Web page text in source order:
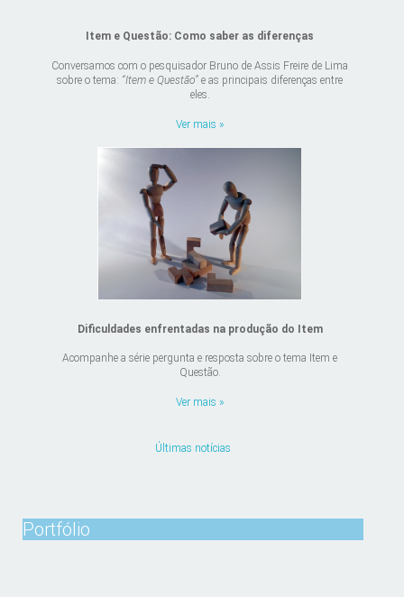
Item e Questão: Como saber as diferenças
Conversamos com o pesquisador Bruno de Assis Freire de Lima
sobre o tema: “Item e Questão” e as principais diferenças entre
eles.
Ver mais »
Dificuldades enfrentadas na produção do Item
Acompanhe a série pergunta e resposta sobre o tema Item e
Questão.
Ver mais »
Últimas notícias
Portfólio